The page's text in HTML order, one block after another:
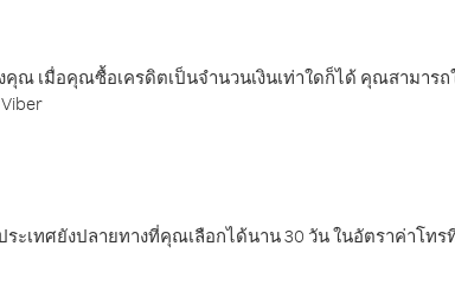
คุณ เมื่อคุณซื้อเครดิตเป็นจำนวนเงินเท่าใดก็ได้ คุณสามาร
ะเทศยังปลายทางที่คุณเลือกได้นาน 30 วัน ในอัตราค่าโทร